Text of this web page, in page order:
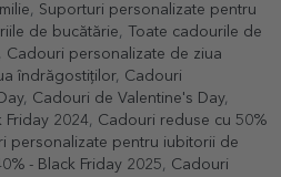
, Suporturi personalizate pentru
de bucătărie, Toate cadourile de
Cadouri personalizate de ziua
îndrăgostiților, Cadouri
, Cadouri de Valentine's Day,
Friday 2024, Cadouri reduse cu 50%
personalizate pentru iubitorii de
- Black Friday 2025, Cadouri